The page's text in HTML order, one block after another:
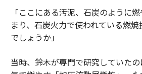
「ここにある汚泥、石炭のように
まり、石炭火力で使われている燃
でしょうか」
当時、鈴木が専門で研究していた